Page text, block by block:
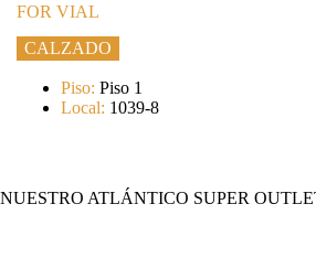
FOR VIAL
CALZADO
Piso: Piso 1
Local: 1039-8
NUESTRO ATLÁNTICO SUPER